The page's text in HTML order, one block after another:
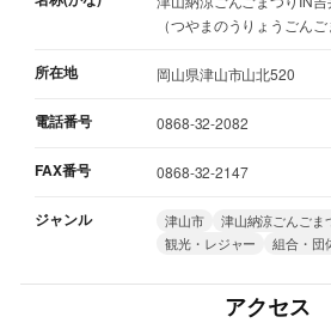
（つやまのうりょうごんご
所在地 岡山県津山市山北520
電話番号 0868-32-2082
FAX番号 0868-32-2147
ジャンル 津山市 津山納涼ごんごま
観光・レジャー
組合・団
アクセス